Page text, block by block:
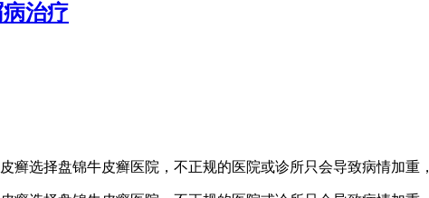
治疗
癣选择盘锦牛皮癣医院，不正规的医院或诊所只会导致病情加